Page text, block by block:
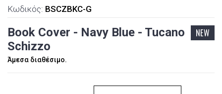
Κωδικός: BSCZBKC-G
Book Cover - Navy Blue - Tucano
Schizzo
NEW
Άμεσα διαθέσιμο.